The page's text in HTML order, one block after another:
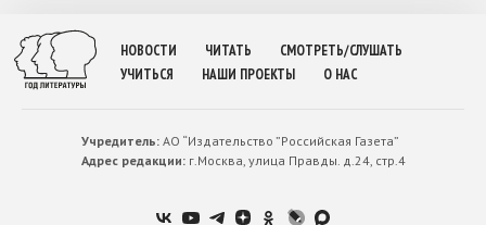
НОВОСТИ ЧИТАТЬ
СМОТРЕТЬ/СЛУШАТЬ
УЧИТЬСЯ
НАШИ ПРОЕКТЫ О НАС
Учредитель:АО “Издательство ”Российская Газета”
Адрес редакции:г.Москва, улица Правды. д.24, стр.4